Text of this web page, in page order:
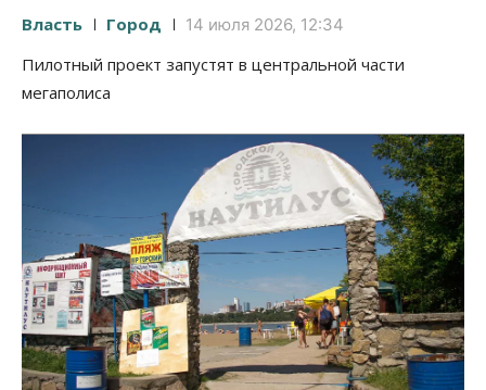
Власть Город 14 июля 2026, 12:34
Пилотный проект запустят в центральной части
мегаполиса